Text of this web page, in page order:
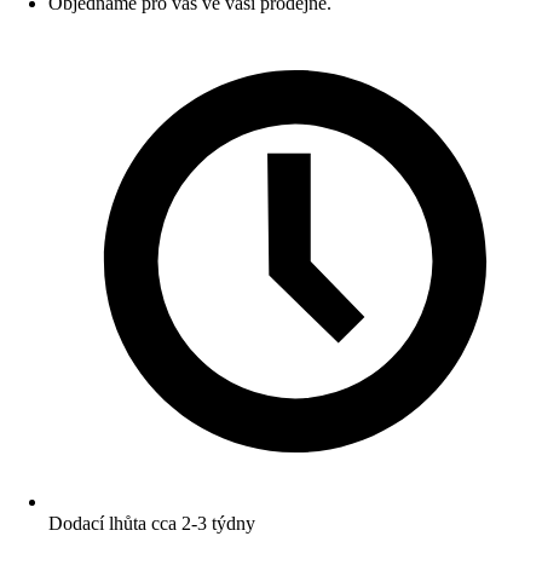
Dodací lhůta cca 2-3 týdny